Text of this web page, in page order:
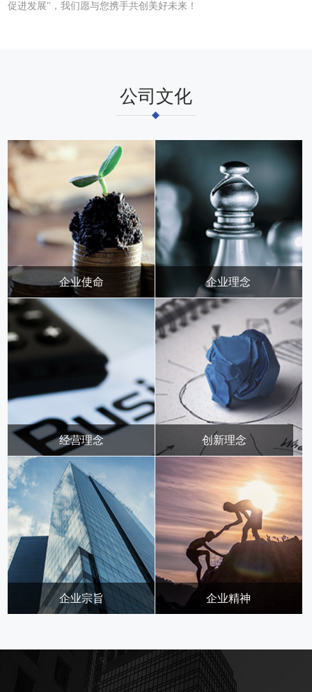
促进发展"，我们愿与您携手共创美好未来！
公司文化
企业使命
为客户创造价值，始终保持
行业竞争优势
企业理念
成功者找方法，失败者找借
口
经营理念
为客户创造价值，始终保持
行业竞争优势
创新理念
打破思维定势，谋求新境界
企业宗旨 企业精神
效